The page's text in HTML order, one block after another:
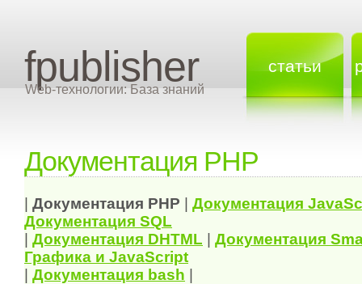
fpublisher
Web-технологии: База знаний
статьи
Документация PHP
Документация PHP Документация
Документация SQL
Документация DHTML
Документация
Графика и JavaScript
Документация bash